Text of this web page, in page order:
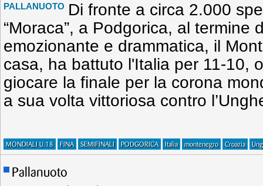
PALLANUOTO Di fronte a circa 2.000
“Moraca”, a Podgorica, al termine
emozionante e drammatica, il
casa, ha battuto l'Italia per 11-10,
giocare la finale per la corona
a sua volta vittoriosa contro
MONDIALI U.18 FINA SEMIFINALI PODGORICA Italia montenegro Croazia
Pallanuoto